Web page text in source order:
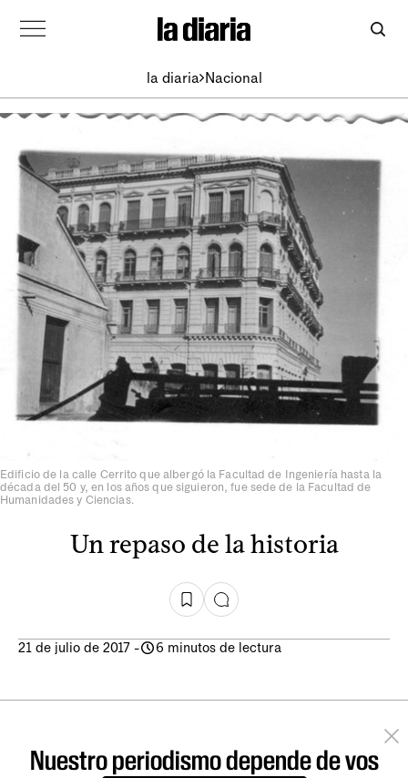
la diaria Nacional
Edificio de la calle Cerrito que albergó la Facultad de Ingeniería hasta la
década del 50 y, en los años que siguieron, fue sede de la Facultad de
Humanidades y Ciencias.
Un repaso de la historia
21 de julio de 2017 - 6 minutos de lectura
Nuestro periodismo depende de vos